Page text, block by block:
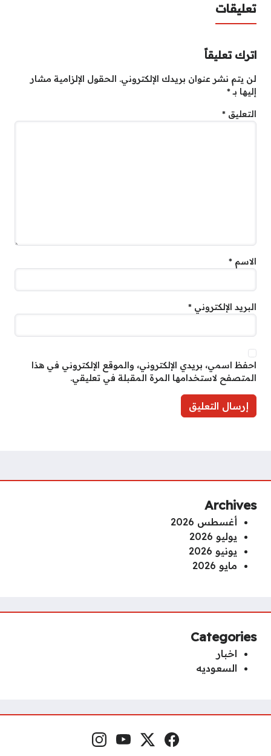
تعليقات
اترك تعليقاً
لن يتم نشر عنوان بريدك الإلكتروني. الحقول الإلزامية مشار
إليها بـ*
التعليق *
الاسم *
البريد الإلكتروني *
احفظ اسمي، بريدي الإلكتروني، والموقع الإلكتروني في هذا
المتصفح لاستخدامها المرة المقبلة في تعليقي.
Archives
أغسطس 2026
يوليو 2026
يونيو 2026
مايو 2026
Categories
اخبار
السعوديه
مواقع التواصل فيسبوكمنصة إكس
يوتيوبإنستغرام